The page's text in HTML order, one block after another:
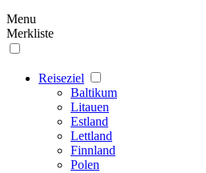
Menu
Merkliste
Reiseziel
Baltikum
Litauen
Estland
Lettland
Finnland
Polen